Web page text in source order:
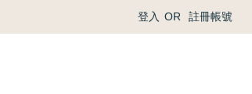
登入 OR 註冊帳號